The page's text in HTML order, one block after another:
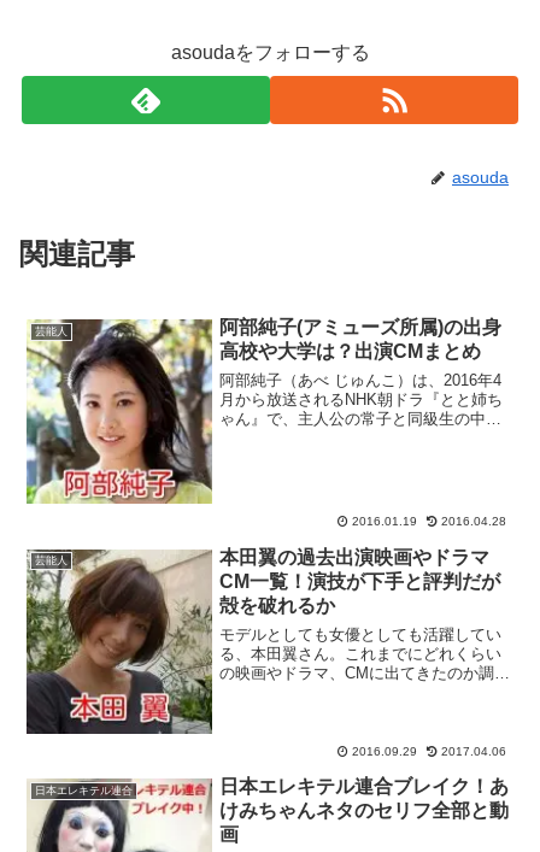
asoudaをフォローする
asouda
関連記事
芸能人
阿部純子(アミューズ所属)の出身
高校や大学は？出演CMまとめ
阿部純子（あべ じゅんこ）は、2016年4
月から放送されるNHK朝ドラ『とと姉ち
ゃん』で、主人公の常子と同級生の中田
2016.01.19 2016.04.28
芸能人
本田翼の過去出演映画やドラマ
CM一覧！演技が下手と評判だが
殻を破れるか
モデルとしても女優としても活躍してい
る、本田翼さん。これまでにどれくらい
の映画やドラマ、CMに出てきたのか調べ
しょう。スポンサーリンク...
2016.09.29 2017.04.06
日本エレキテル連合
日本エレキテル連合ブレイク！あ
けみちゃんネタのセリフ全部と動
画